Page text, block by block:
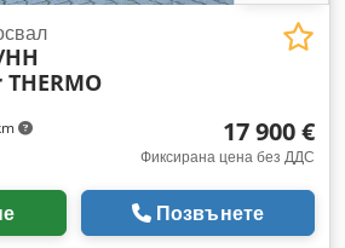
HH
17 900 €
Фиксирана цена без ДДС
Позвънете